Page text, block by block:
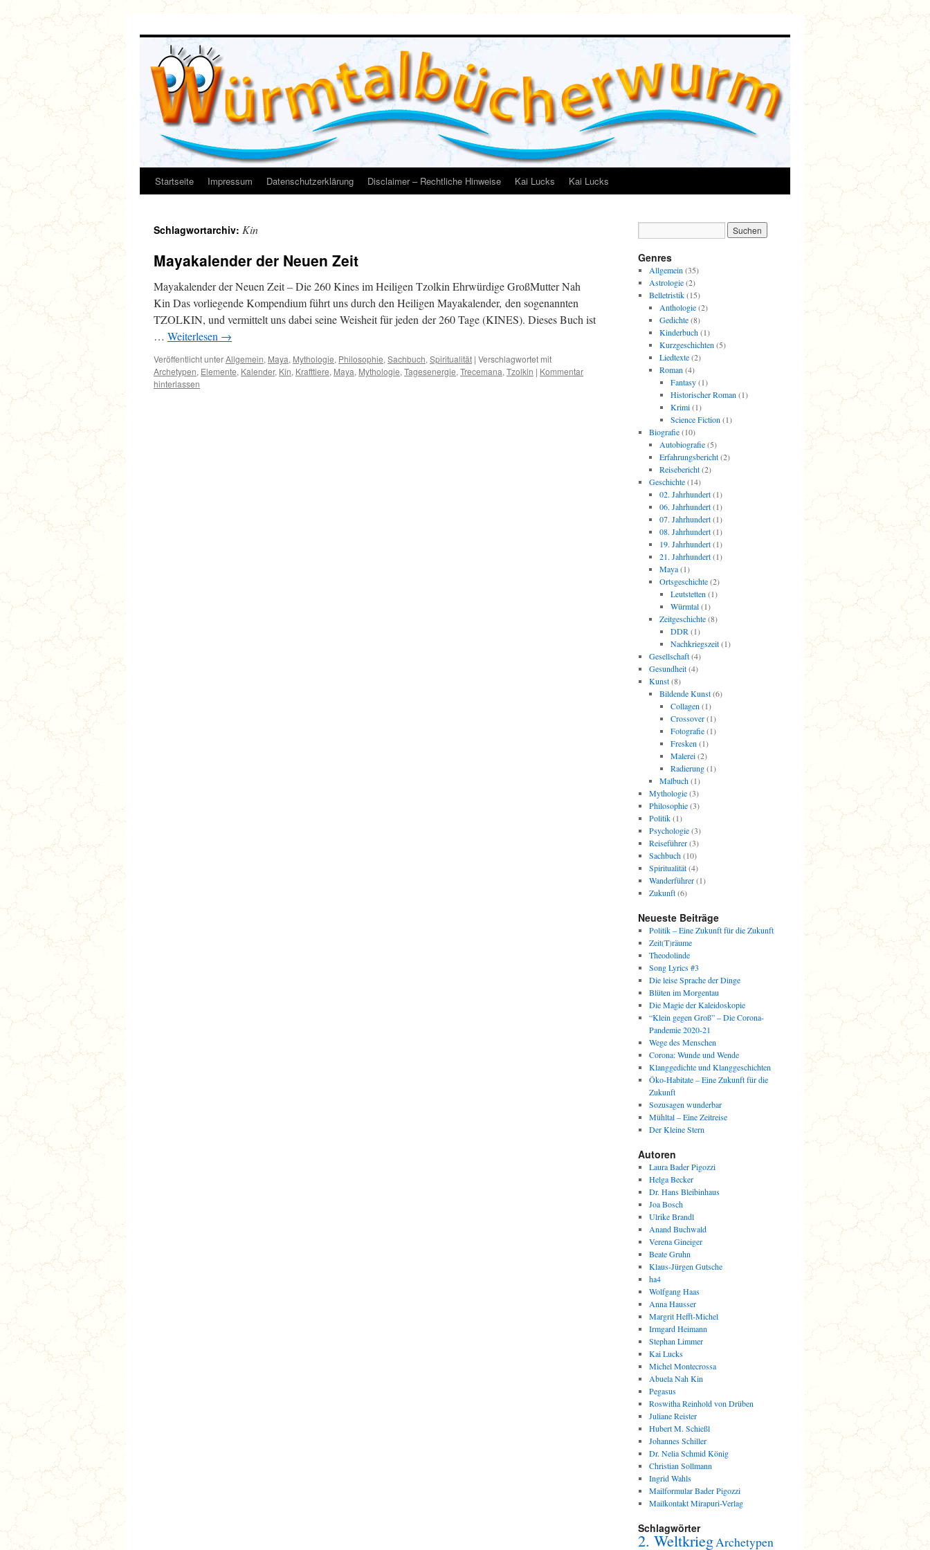
springen
Startseite Impressum Datenschutzerklärung Disclaimer – Rechtliche Hinweise Kai Lucks Kai Lucks
Schlagwortarchiv: Kin
Mayakalender der Neuen Zeit
Mayakalender der Neuen Zeit – Die 260 Kines im Heiligen Tzolkin Ehrwürdige GroßMutter Nah
Kin Das vorliegende Kompendium führt uns durch den Heiligen Mayakalender, den sogenannten
TZOLKIN, und vermittelt uns dabei seine Weisheit für jeden der 260 Tage (KINES). Dieses Buch ist
… Weiterlesen →
Veröffentlicht unterAllgemein, Maya, Mythologie, Philosophie, Sachbuch, Spiritualität | Verschlagwortet mit
Archetypen, Elemente, Kalender, Kin, Krafttiere, Maya, Mythologie, Tagesenergie, Trecemana, Tzolkin | Kommentar
hinterlassen
Genres
Allgemein (35)
Astrologie(2)
Belletristik(15)
Anthologie(2)
Gedichte(8)
Kinderbuch(1)
Kurzgeschichten (5)
Liedtexte(2)
Roman (4)
Fantasy(1)
Historischer Roman (1)
Krimi(1)
Science Fiction (1)
Biografie(10)
Autobiografie(5)
Erfahrungsbericht(2)
Reisebericht(2)
Geschichte(14)
02. Jahrhundert(1)
06. Jahrhundert(1)
07. Jahrhundert(1)
08. Jahrhundert(1)
19. Jahrhundert(1)
21. Jahrhundert(1)
Maya(1)
Ortsgeschichte(2)
Leutstetten (1)
Würmtal(1)
Zeitgeschichte(8)
DDR (1)
Nachkriegszeit(1)
Gesellschaft(4)
Gesundheit(4)
Kunst(8)
Bildende Kunst(6)
Collagen (1)
Crossover(1)
Fotografie(1)
Fresken (1)
Malerei(2)
Radierung(1)
Malbuch(1)
Mythologie(3)
Philosophie(3)
Politik(1)
Psychologie(3)
Reiseführer(3)
Sachbuch(10)
Spiritualität(4)
Wanderführer(1)
Zukunft(6)
Neueste Beiträge
Politik – Eine Zukunft für die Zukunft
Zeit(T)räume
Theodolinde
Song Lyrics #3
Die leise Sprache der Dinge
Blüten im Morgentau
Die Magie der Kaleidoskopie
“Klein gegen Groß” – Die Corona-
Pandemie 2020-21
Wege des Menschen
Corona: Wunde und Wende
Klanggedichte und Klanggeschichten
Öko-Habitate – Eine Zukunft für die
Zukunft
Sozusagen wunderbar
Mühltal – Eine Zeitreise
Der Kleine Stern
Autoren
Laura Bader Pigozzi
Helga Becker
Dr. Hans Bleibinhaus
Joa Bosch
Ulrike Brandl
Anand Buchwald
Verena Gineiger
Beate Gruhn
Klaus-Jürgen Gutsche
ha4
Wolfgang Haas
Anna Hausser
Margrit Hefft-Michel
Irmgard Heimann
Stephan Limmer
Kai Lucks
Michel Montecrossa
Abuela Nah Kin
Pegasus
Roswitha Reinhold von Drüben
Juliane Reister
Hubert M. Schießl
Johannes Schiller
Dr. Nelia Schmid König
Christian Sollmann
Ingrid Wahls
Mailformular Bader Pigozzi
Mailkontakt Mirapuri-Verlag
Schlagwörter
2. WeltkriegArchetypen